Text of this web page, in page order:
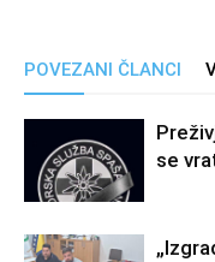
POVEZANI ČLANCI
se